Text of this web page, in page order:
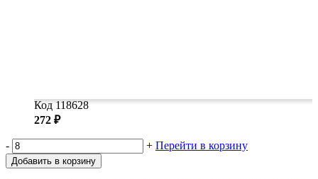
Код 118628
272 ₽
- + Перейти в корзину
Добавить в корзину